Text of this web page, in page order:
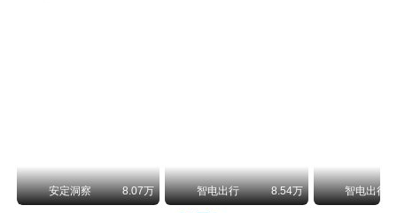
安定洞察 8.07万 智电出行 8.54万 智电出行